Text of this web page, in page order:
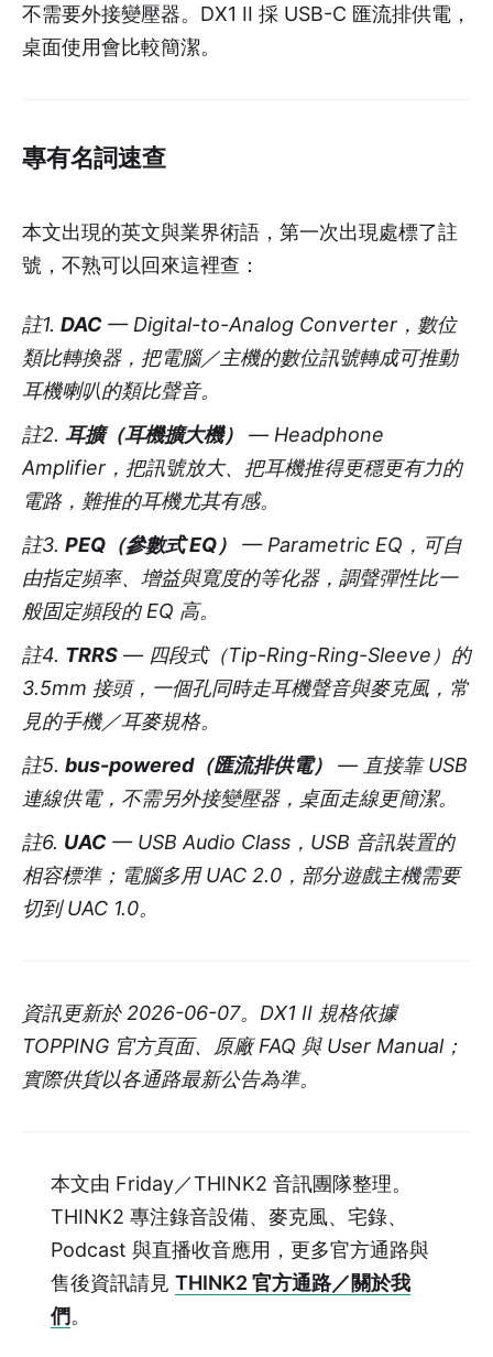
不需要外接變壓器。DX1 II 採 USB-C 匯流排供電，
桌面使用會比較簡潔。
專有名詞速查
本文出現的英文與業界術語，第一次出現處標了註
號，不熟可以回來這裡查：
註1. DAC — Digital-to-Analog Converter，數位
類比轉換器，把電腦／主機的數位訊號轉成可推動
耳機喇叭的類比聲音。
註2. 耳擴（耳機擴大機）
— Headphone
Amplifier，把訊號放大、把耳機推得更穩更有力的
電路，難推的耳機尤其有感。
註3. PEQ（參數式 EQ）
— Parametric EQ，可自
由指定頻率、增益與寬度的等化器，調聲彈性比一
般固定頻段的 EQ 高。
註4. TRRS — 四段式（Tip-Ring-Ring-Sleeve）的
3.5mm 接頭，一個孔同時走耳機聲音與麥克風，常
見的手機／耳麥規格。
註5. bus-powered（匯流排供電）
— 直接靠 USB
連線供電，不需另外接變壓器，桌面走線更簡潔。
註6. UAC — USB Audio Class，USB 音訊裝置的
相容標準；電腦多用 UAC 2.0，部分遊戲主機需要
切到 UAC 1.0。
資訊更新於 2026-06-07。DX1 II 規格依據
TOPPING 官方頁面、原廠 FAQ 與 User Manual；
實際供貨以各通路最新公告為準。
本文由 Friday／THINK2 音訊團隊整理。
THINK2 專注錄音設備、麥克風、宅錄、
Podcast 與直播收音應用，更多官方通路與
售後資訊請見 THINK2 官方通路／關於我
們。